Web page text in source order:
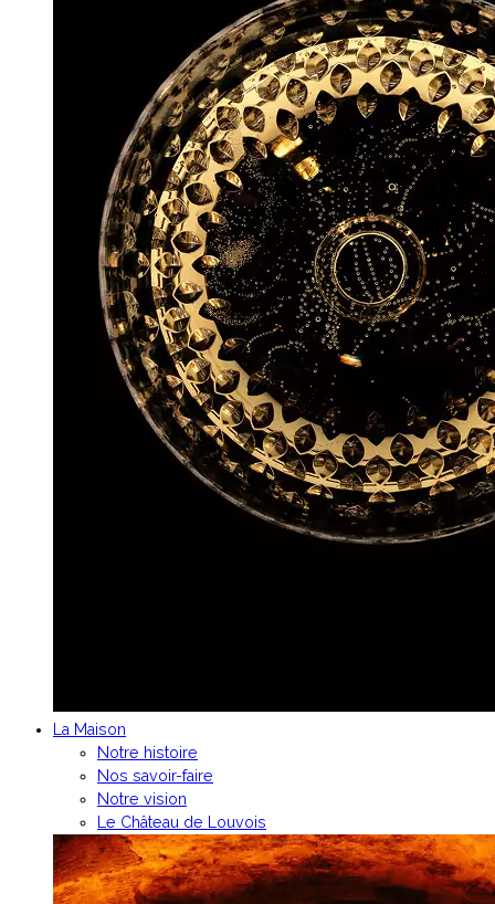
La Maison
Notre histoire
Nos savoir-faire
Notre vision
Le Château de Louvois